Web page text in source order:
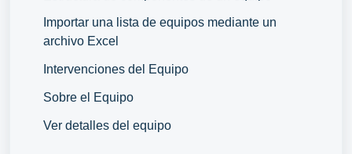
Importar una lista de equipos mediante un
archivo Excel
Intervenciones del Equipo
Sobre el Equipo
Ver detalles del equipo